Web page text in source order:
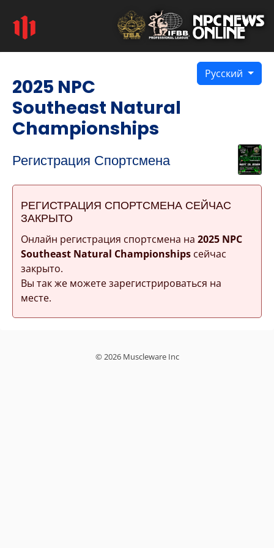
Русский
2025 NPC
Southeast Natural
Championships
Регистрация Спортсмена
РЕГИСТРАЦИЯ СПОРТСМЕНА СЕЙЧАС
ЗАКРЫТО
Онлайн регистрация спортсмена на 2025 NPC
Southeast Natural Championshipsсейчас
закрыто.
Вы так же можете зарегистрироваться на
месте.
© 2026 Muscleware Inc